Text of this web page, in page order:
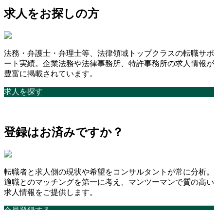
求人をお探しの方
法務・弁護士・弁理士等、法律領域トップクラスの転職サポ
ート実績。企業法務や法律事務所、特許事務所の求人情報が
豊富に掲載されています。
求人を探す
登録はお済みですか？
転職者と求人側の現状や希望をコンサルタントが常に分析。
適職とのマッチングを第一に考え、マンツーマンで質の高い
求人情報をご提供します。